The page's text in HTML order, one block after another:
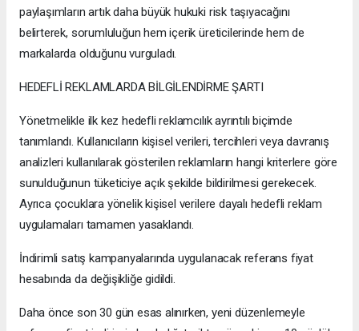
paylaşımların artık daha büyük hukuki risk taşıyacağını
belirterek, sorumluluğun hem içerik üreticilerinde hem de
markalarda olduğunu vurguladı.
HEDEFLİ REKLAMLARDA BİLGİLENDİRME ŞARTI
Yönetmelikle ilk kez hedefli reklamcılık ayrıntılı biçimde
tanımlandı. Kullanıcıların kişisel verileri, tercihleri veya davranış
analizleri kullanılarak gösterilen reklamların hangi kriterlere göre
sunulduğunun tüketiciye açık şekilde bildirilmesi gerekecek.
Ayrıca çocuklara yönelik kişisel verilere dayalı hedefli reklam
uygulamaları tamamen yasaklandı.
İndirimli satış kampanyalarında uygulanacak referans fiyat
hesabında da değişikliğe gidildi.
Daha önce son 30 gün esas alınırken, yeni düzenlemeyle